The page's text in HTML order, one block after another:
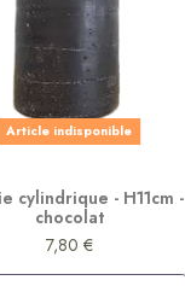
Article indisponible
cylindrique - H11cm -
chocolat
7,80 €